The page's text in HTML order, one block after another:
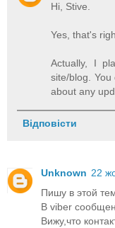
Hi, Stive.
Yes, that's
Actually, I
site/blog. You
about any
Відповісти
Unknown 22
Пишу в этой
В viber
Вижу,что